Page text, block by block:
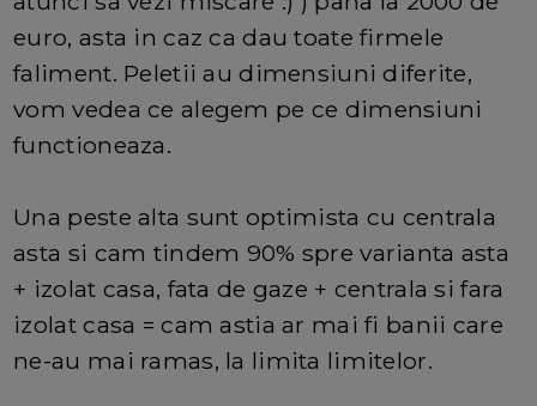
euro, asta in caz ca dau toate firmele
faliment. Peletii au dimensiuni diferite,
vom vedea ce alegem pe ce dimensiuni
functioneaza.
Una peste alta sunt optimista cu centrala
asta si cam tindem 90% spre varianta asta
+ izolat casa, fata de gaze + centrala si fara
izolat casa = cam astia ar mai fi banii care
ne-au mai ramas, la limita limitelor.